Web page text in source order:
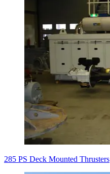
285 PS Deck Mounted Thrusters